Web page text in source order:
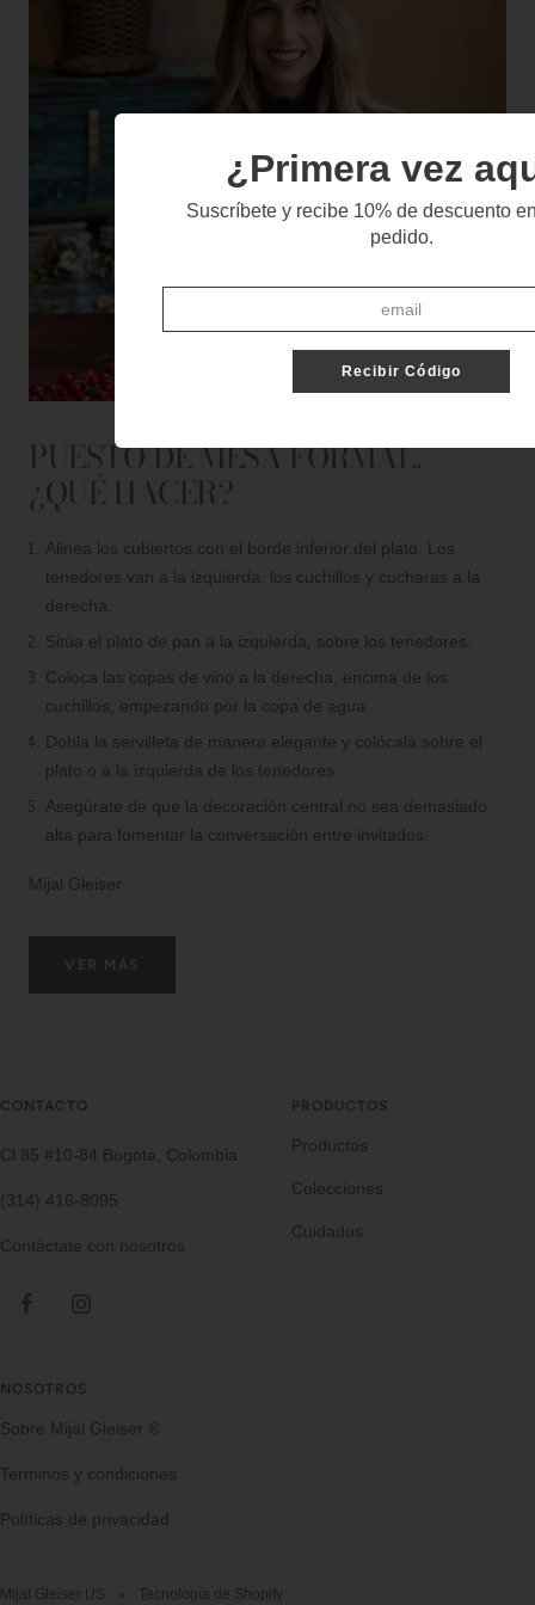
PUESTO DE MESA FORMAL,
¿QUÉ HACER?
Alinea los cubiertos con el borde inferior del plato. Los
tenedores van a la izquierda, los cuchillos y cucharas a la
derecha.
Sitúa el plato de pan a la izquierda, sobre los tenedores.
Coloca las copas de vino a la derecha, encima de los
cuchillos, empezando por la copa de agua.
Dobla la servilleta de manera elegante y colócala sobre el
plato o a la izquierda de los tenedores.
Asegúrate de que la decoración central no sea demasiado
alta para fomentar la conversación entre invitados.
Mijal Gleiser
VER MÁS
CONTACTO
Cl 85 #10-84 Bogota, Colombia
(314) 416-8095
Contáctate con nosotros
PRODUCTOS
Productos
Colecciones
Cuidados
NOSOTROS
Sobre Mijal Gleiser ®
Terminos y condiciones
Políticas de privacidad
Mijal Gleiser US Tecnología de Shopify
¿Primera vez
Suscríbete y recibe 10% de descuento
pedido.
Recibir Código